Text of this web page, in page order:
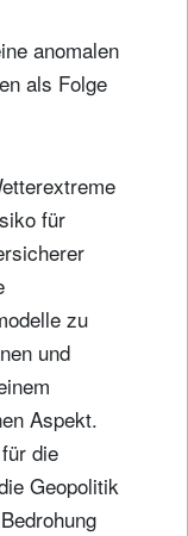
anomalen
als Folge
für
zu
und
Aspekt.
die
Geopolitik